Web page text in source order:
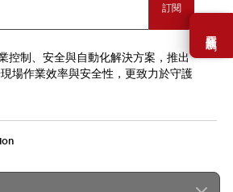
需要幫助嗎？
訂閱
控制、安全與自動化解決方案，推出
場作業效率與安全性，更致力於守護